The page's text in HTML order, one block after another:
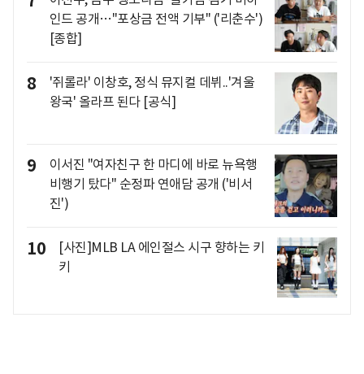
인드 공개…"포상금 전액 기부" ('리춘수')
[종합]
8
'쥐롤라' 이창호, 정식 뮤지컬 데뷔..'겨울
왕국' 올라프 된다 [공식]
9
이서진 "여자친구 한 마디에 바로 뉴욕행
비행기 탔다" 순정파 연애담 공개 ('비서
진')
10
[사진]MLB LA 에인절스 시구 향하는 키
키